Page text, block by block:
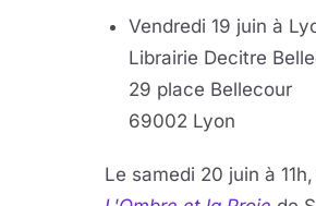
Vendredi 19 juin à
Librairie Decitre
29 place Bellecour
69002 Lyon
Le samedi 20 juin à